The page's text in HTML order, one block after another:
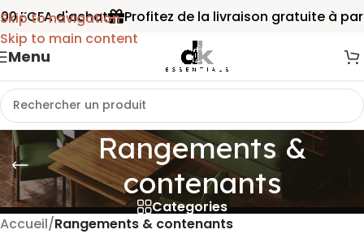
Skip to navigation
Skip to main content
d'achat Profitez de la livraison gratuite à partir de
Menu
Rangements &
contenants
Categories
Accueil/Rangements & contenants